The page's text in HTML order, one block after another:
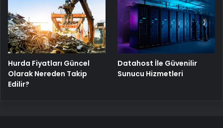
Hurda Fiyatları Güncel
Olarak Nereden Takip
Edilir?
Datahost İle Güvenilir
Sunucu Hizmetleri